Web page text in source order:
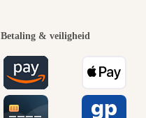
Betaling & veiligheid